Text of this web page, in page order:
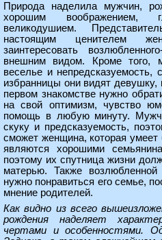
Природа наделила мужчин,
хорошим воображением,
великодушием.
настоящим ценителем
заинтересовать
внешним видом. Кроме того,
веселье и непредсказуемость,
избранницы они видят
первом знакомстве нужно
на свой оптимизм, чувство
помощь в любую минуту.
скуку и предсказуемость,
сможет женщина, которая
являются хорошими
поэтому их спутница жизни
матерью. Также
нужно понравиться его семье,
мнение родителей.
Как видно из всего
рождения наделяет
чертами и особенностями.